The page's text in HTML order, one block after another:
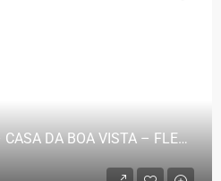
Casa/Terreno a Venda – CASA DA BOA VISTA – FLEX U